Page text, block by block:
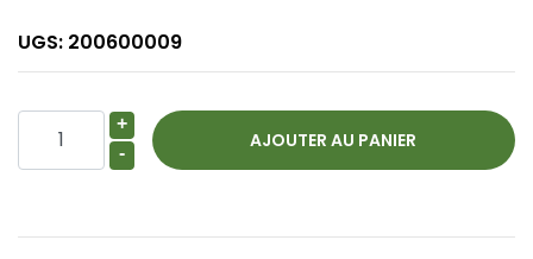
UGS: 200600009
+
-